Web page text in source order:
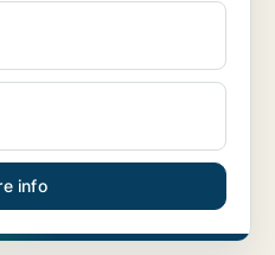
info